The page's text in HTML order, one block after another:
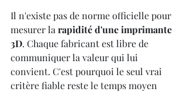
Il n'existe pas de norme officielle pour
mesurer la rapidité d'une imprimante
3D. Chaque fabricant est libre de
communiquer la valeur qui lui
convient. C'est pourquoi le seul vrai
critère fiable reste le temps moyen